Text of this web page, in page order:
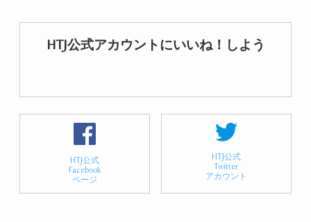
HTJ公式アカウントにいいね！しよう
HTJ公式
Facebook
ページ
HTJ公式
Twitter
アカウント